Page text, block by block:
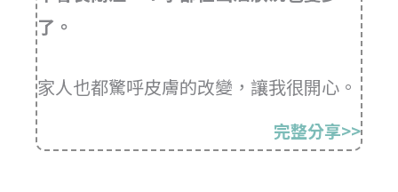
了。
家人也都驚呼皮膚的改變，讓我很開心。
完整分享>>